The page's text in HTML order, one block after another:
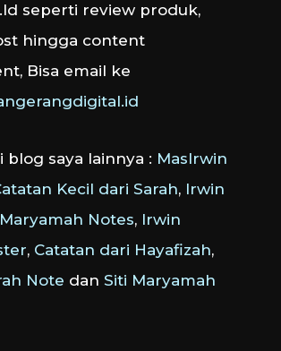
seperti review produk,
hingga content
Bisa email ke
blog saya lainnya : MasIrwin
Kecil dari Sarah, Irwin
Maryamah Notes, Irwin
, Catatan dari Hayafizah,
Note dan Siti Maryamah